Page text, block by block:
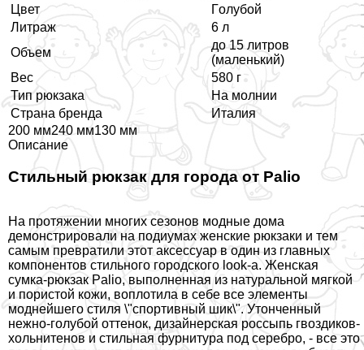
Цвет
Гoлyбой
Литраж
6 л
Объем
до 15 литров
(маленький)
Вес
580 г
Тип рюкзака
На молнии
Страна бренда
Италия
200 мм240 мм130 мм
Описание
Стильный рюкзак для города от Palio
На протяжении многих сезонов модные дома
демонстрировали на подиумах женские рюкзаки и тем
самым превратили этот аксессуар в один из главных
компонентов стильного городского look-a. Женская
сумка-рюкзак Palio, выполненная из натуральной мягкой
и пористой кожи, воплотила в себе все элементы
моднейшего стиля \"спортивный шик\". Утонченный
нежно-гoлyбой оттенок, дизайнерская россыпь гвоздиков-
хольнитенов и стильная фурнитура под серебро, - все это